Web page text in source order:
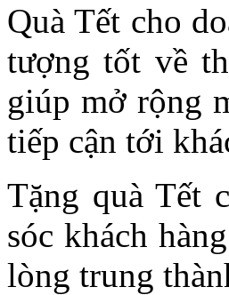
Quà Tết cho
tượng tốt về
giúp mở rộng
tiếp cận tới
Tặng quà Tết
sóc khách
lòng trung